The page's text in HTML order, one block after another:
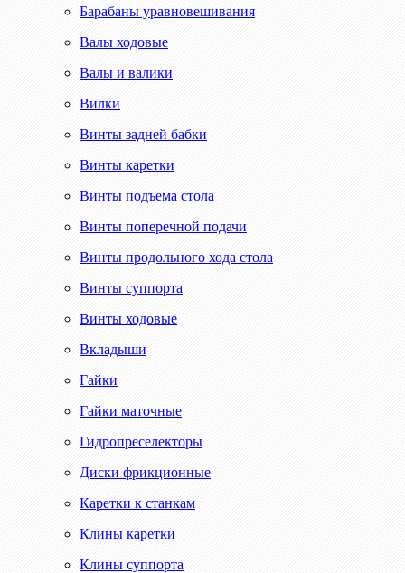
Барабаны уравновешивания
Валы ходовые
Валы и валики
Вилки
Винты задней бабки
Винты каретки
Винты подъема стола
Винты поперечной подачи
Винты продольного хода стола
Винты суппорта
Винты ходовые
Вкладыши
Гайки
Гайки маточные
Гидропреселекторы
Диски фрикционные
Каретки к станкам
Клины каретки
Клины суппорта